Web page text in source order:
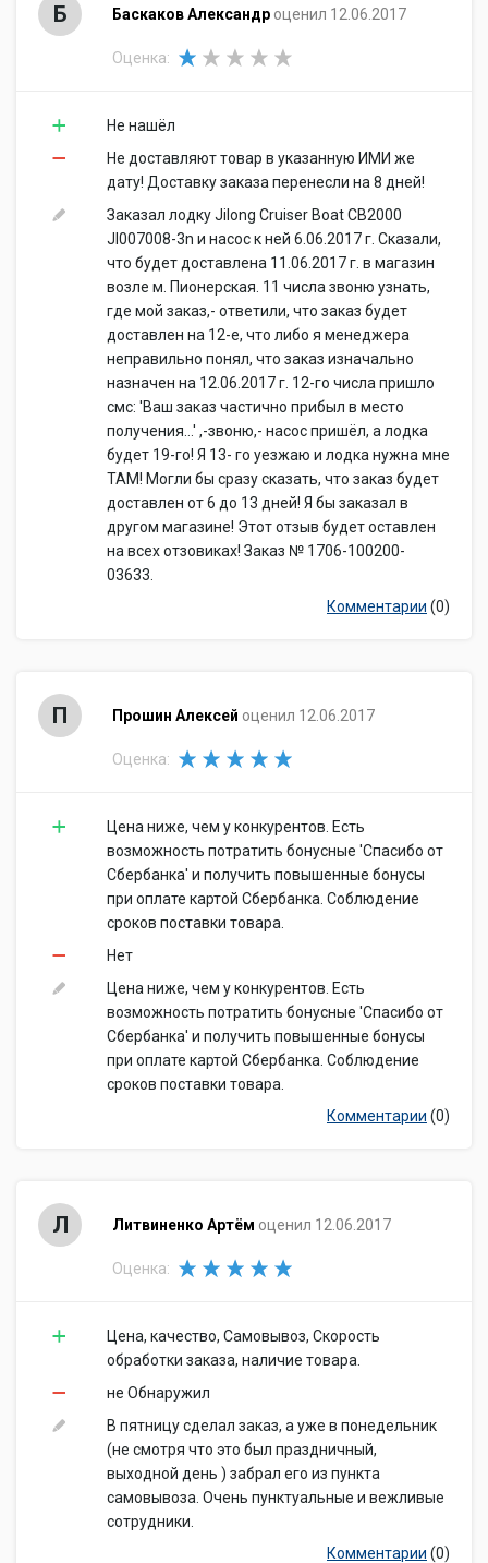
Б Баскаков Александр оценил 12.06.2017
Оценка:
Не нашёл
Не доставляют товар в указанную ИМИ же
дату! Доставку заказа перенесли на 8 дней!
Заказал лодку Jilong Cruiser Boat CB2000
Jl007008-3n и насос к ней 6.06.2017 г. Сказали,
что будет доставлена 11.06.2017 г. в магазин
возле м. Пионерская. 11 числа звоню узнать,
где мой заказ,- ответили, что заказ будет
доставлен на 12-е, что либо я менеджера
неправильно понял, что заказ изначально
назначен на 12.06.2017 г. 12-го числа пришло
смс: 'Ваш заказ частично прибыл в место
получения...' ,-звоню,- насос пришёл, а лодка
будет 19-го! Я 13- го уезжаю и лодка нужна мне
ТАМ! Могли бы сразу сказать, что заказ будет
доставлен от 6 до 13 дней! Я бы заказал в
другом магазине! Этот отзыв будет оставлен
на всех отзовиках! Заказ № 1706-100200-
03633.
Комментарии (0)
П Прошин Алексей оценил 12.06.2017
Оценка:
Цена ниже, чем у конкурентов. Есть
возможность потратить бонусные 'Спасибо от
Сбербанка' и получить повышенные бонусы
при оплате картой Сбербанка. Соблюдение
сроков поставки товара.
Нет
Цена ниже, чем у конкурентов. Есть
возможность потратить бонусные 'Спасибо от
Сбербанка' и получить повышенные бонусы
при оплате картой Сбербанка. Соблюдение
сроков поставки товара.
Комментарии (0)
Л Литвиненко Артём оценил 12.06.2017
Оценка:
Цена, качество, Самовывоз, Скорость
обработки заказа, наличие товара.
не Обнаружил
В пятницу сделал заказ, а уже в понедельник
(не смотря что это был праздничный,
выходной день ) забрал его из пункта
самовывоза. Очень пунктуальные и вежливые
сотрудники.
Комментарии (0)